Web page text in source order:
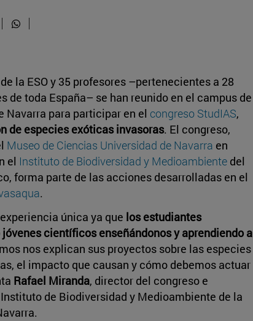
la ESO y 35 profesores –pertenecientes a 28
de toda España– se han reunido en el campus de
Navarra para participar en el congreso StudIAS,
de especies exóticas invasoras. El congreso,
Museo de Ciencias Universidad de Navarra en
el Instituto de Biodiversidad y Medioambiente del
forma parte de las acciones desarrolladas en el
.
única ya que los estudiantes
científicos enseñándonos y aprendiendo a
nos explican sus proyectos sobre las especies
el impacto que causan y cómo debemos actuar
Rafael Miranda, director del congreso e
de Biodiversidad y Medioambiente de la